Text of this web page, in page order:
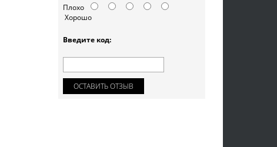
Плохо
Хорошо
Введите код:
ОСТАВИТЬ ОТЗЫВ